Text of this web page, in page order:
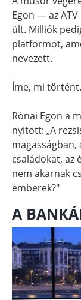
Egon — az
ült. Milliók
platformot,
nevezett.
Íme, mi történt.
Rónai Egon a
nyitott: „A
családokat, az
nem akarnak
emberek?"
A